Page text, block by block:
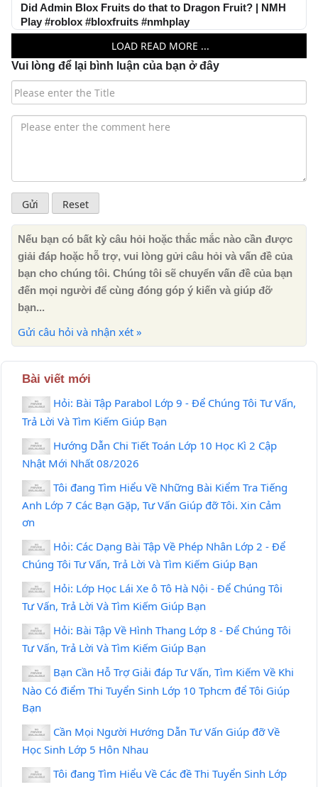
Did Admin Blox Fruits do that to Dragon Fruit? | NMH
Play #roblox #bloxfruits #nmhplay
LOAD READ MORE ...
Vui lòng để lại bình luận của bạn ở đây
Nếu bạn có bất kỳ câu hỏi hoặc thắc mắc nào cần được
giải đáp hoặc hỗ trợ, vui lòng gửi câu hỏi và vấn đề của
bạn cho chúng tôi. Chúng tôi sẽ chuyển vấn đề của bạn
đến mọi người để cùng đóng góp ý kiến ​​và giúp đỡ
bạn...
Gửi câu hỏi và nhận xét »
Bài viết mới
Hỏi: Bài Tập Parabol Lớp 9 - Để Chúng Tôi Tư Vấn,
Trả Lời Và Tìm Kiếm Giúp Bạn
Hướng Dẫn Chi Tiết Toán Lớp 10 Học Kì 2 Cập
Nhật Mới Nhất 08/2026
Tôi đang Tìm Hiểu Về Những Bài Kiểm Tra Tiếng
Anh Lớp 7 Các Bạn Gặp, Tư Vấn Giúp đỡ Tôi. Xin Cảm
ơn
Hỏi: Các Dạng Bài Tập Về Phép Nhân Lớp 2 - Để
Chúng Tôi Tư Vấn, Trả Lời Và Tìm Kiếm Giúp Bạn
Hỏi: Lớp Học Lái Xe ô Tô Hà Nội - Để Chúng Tôi
Tư Vấn, Trả Lời Và Tìm Kiếm Giúp Bạn
Hỏi: Bài Tập Về Hình Thang Lớp 8 - Để Chúng Tôi
Tư Vấn, Trả Lời Và Tìm Kiếm Giúp Bạn
Bạn Cần Hỗ Trợ Giải đáp Tư Vấn, Tìm Kiếm Về Khi
Nào Có điểm Thi Tuyển Sinh Lớp 10 Tphcm để Tôi Giúp
Bạn
Cần Mọi Người Hướng Dẫn Tư Vấn Giúp đỡ Về
Học Sinh Lớp 5 Hôn Nhau
Tôi đang Tìm Hiểu Về Các đề Thi Tuyển Sinh Lớp